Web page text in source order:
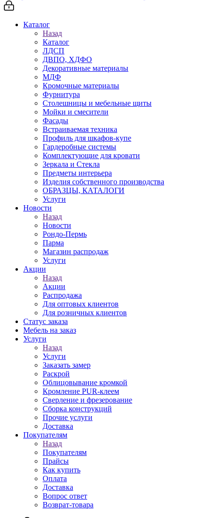
Каталог
Назад
Каталог
ЛДСП
ДВПО, ХДФО
Декоративные материалы
МДФ
Кромочные материалы
Фурнитура
Столешницы и мебельные щиты
Мойки и смесители
Фасады
Встраиваемая техника
Профиль для шкафов-купе
Гардеробные системы
Комплектующие для кровати
Зеркала и Стекла
Предметы интерьера
Изделия собственного производства
ОБРАЗЦЫ, КАТАЛОГИ
Услуги
Новости
Назад
Новости
Рондо-Пермь
Парма
Магазин распродаж
Услуги
Акции
Назад
Акции
Распродажа
Для оптовых клиентов
Для розничных клиентов
Статус заказа
Мебель на заказ
Услуги
Назад
Услуги
Заказать замер
Раскрой
Облицовывание кромкой
Кромление PUR-клеем
Сверление и фрезерование
Сборка конструкций
Прочие услуги
Доставка
Покупателям
Назад
Покупателям
Прайсы
Как купить
Оплата
Доставка
Вопрос ответ
Возврат-товара